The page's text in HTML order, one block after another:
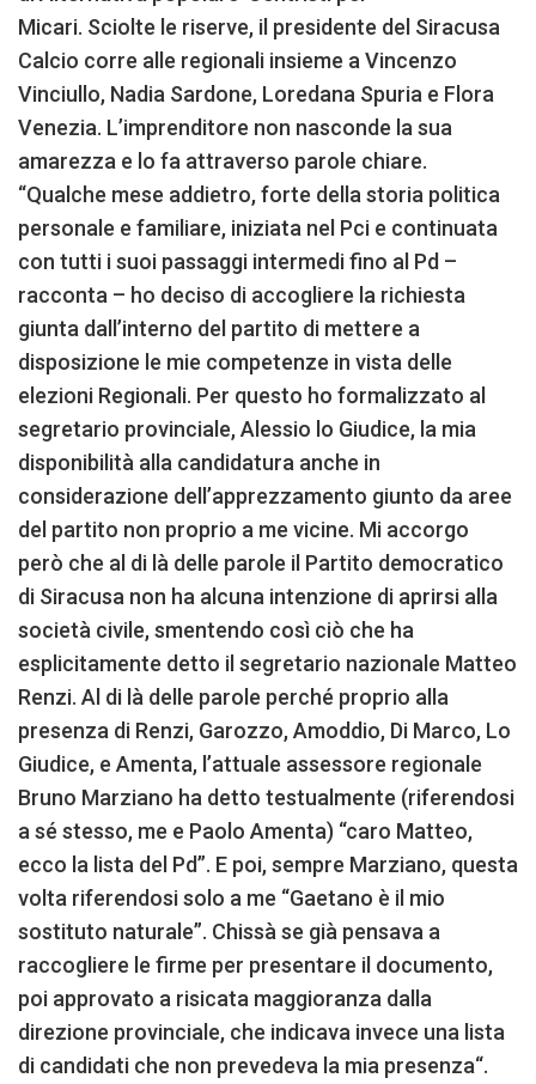
Micari. Sciolte le riserve, il presidente del Siracusa
Calcio corre alle regionali insieme a Vincenzo
Vinciullo, Nadia Sardone, Loredana Spuria e Flora
Venezia. L’imprenditore non nasconde la sua
amarezza e lo fa attraverso parole chiare.
“Qualche mese addietro, forte della storia politica
personale e familiare, iniziata nel Pci e continuata
con tutti i suoi passaggi intermedi fino al Pd –
racconta – ho deciso di accogliere la richiesta
giunta dall’interno del partito di mettere a
disposizione le mie competenze in vista delle
elezioni Regionali. Per questo ho formalizzato al
segretario provinciale, Alessio lo Giudice, la mia
disponibilità alla candidatura anche in
considerazione dell’apprezzamento giunto da aree
del partito non proprio a me vicine. Mi accorgo
però che al di là delle parole il Partito democratico
di Siracusa non ha alcuna intenzione di aprirsi alla
società civile, smentendo così ciò che ha
esplicitamente detto il segretario nazionale Matteo
Renzi. Al di là delle parole perché proprio alla
presenza di Renzi, Garozzo, Amoddio, Di Marco, Lo
Giudice, e Amenta, l’attuale assessore regionale
Bruno Marziano ha detto testualmente (riferendosi
a sé stesso, me e Paolo Amenta) “caro Matteo,
ecco la lista del Pd”. E poi, sempre Marziano, questa
volta riferendosi solo a me “Gaetano è il mio
sostituto naturale”. Chissà se già pensava a
raccogliere le firme per presentare il documento,
poi approvato a risicata maggioranza dalla
direzione provinciale, che indicava invece una lista
di candidati che non prevedeva la mia presenza“.